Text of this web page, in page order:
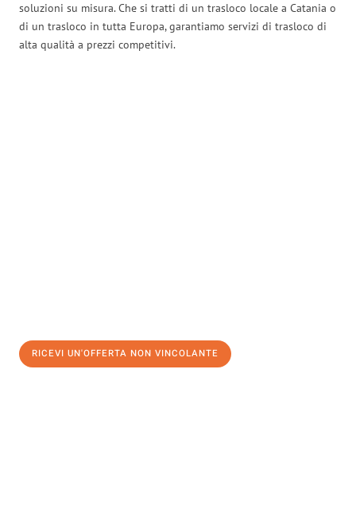
soluzioni su misura. Che si tratti di un trasloco locale a Catania o
di un trasloco in tutta Europa, garantiamo servizi di trasloco di
alta qualità a prezzi competitivi.
RICEVI UN'OFFERTA NON VINCOLANTE